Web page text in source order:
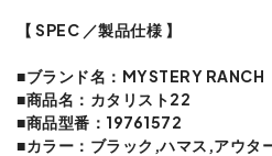
【 SPEC ／製品仕様 】
■ブランド名：MYSTERY RANCH
■商品名：カタリスト22
■商品型番：19761572
■カラー：ブラック,ハマス,アウタ